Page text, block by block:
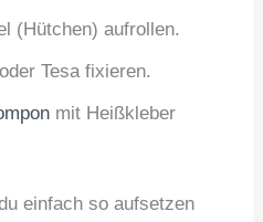
(Hütchen) aufrollen.
oder Tesa fixieren.
mit Heißkleber
einfach so aufsetzen